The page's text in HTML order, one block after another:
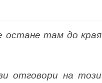
остане там до края
отговори на този